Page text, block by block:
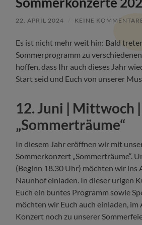
22. APRIL 2024 KEINE
Es ist nicht mehr weit hin: Bald
Sommerprogramm zu
hoffen, dass Ihr auch dieses Jahr
Start seid und Euch von unserer
12. Juni | Mittwoch
„Sommerträume“
In diesem Jahr eröffnen wir mit
Sommerkonzert „Sommerträume“.
(Beginn 18.30 Uhr) möchten wir ins
Naunhof einladen. In dieser urigen
Euch ein buntes Programm sowie
möchten wir Euch auch einladen, im
Konzert noch zu unserer